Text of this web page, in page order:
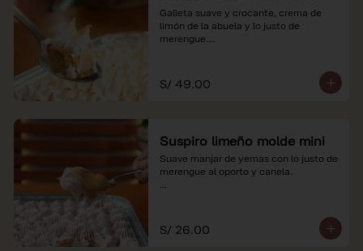
Galleta suave y crocante, crema de
limón de la abuela y lo justo de
merengue.
soles e incluyen impuestos de ley y
recargo al consumo.
S/ 49.00
Suspiro limeño molde mini
Suave manjar de yemas con lo justo de
merengue al oporto y canela.
S/ 26.00